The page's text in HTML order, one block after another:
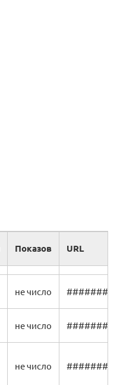
Показов URL
не число #######
не число #######
не число #######